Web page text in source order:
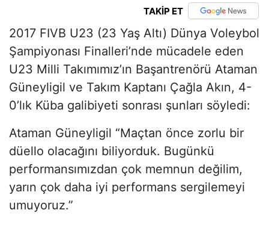
TAKİP ET
2017 FIVB U23 (23 Yaş Altı) Dünya Voleybol
Şampiyonası Finalleri’nde mücadele eden
U23 Milli Takımımız’ın Başantrenörü Ataman
Güneyligil ve Takım Kaptanı Çağla Akın, 4-
0’lık Küba galibiyeti sonrası şunları söyledi:
Ataman Güneyligil “Maçtan önce zorlu bir
düello olacağını biliyorduk. Bugünkü
performansımızdan çok memnun değilim,
yarın çok daha iyi performans sergilemeyi
umuyoruz.”